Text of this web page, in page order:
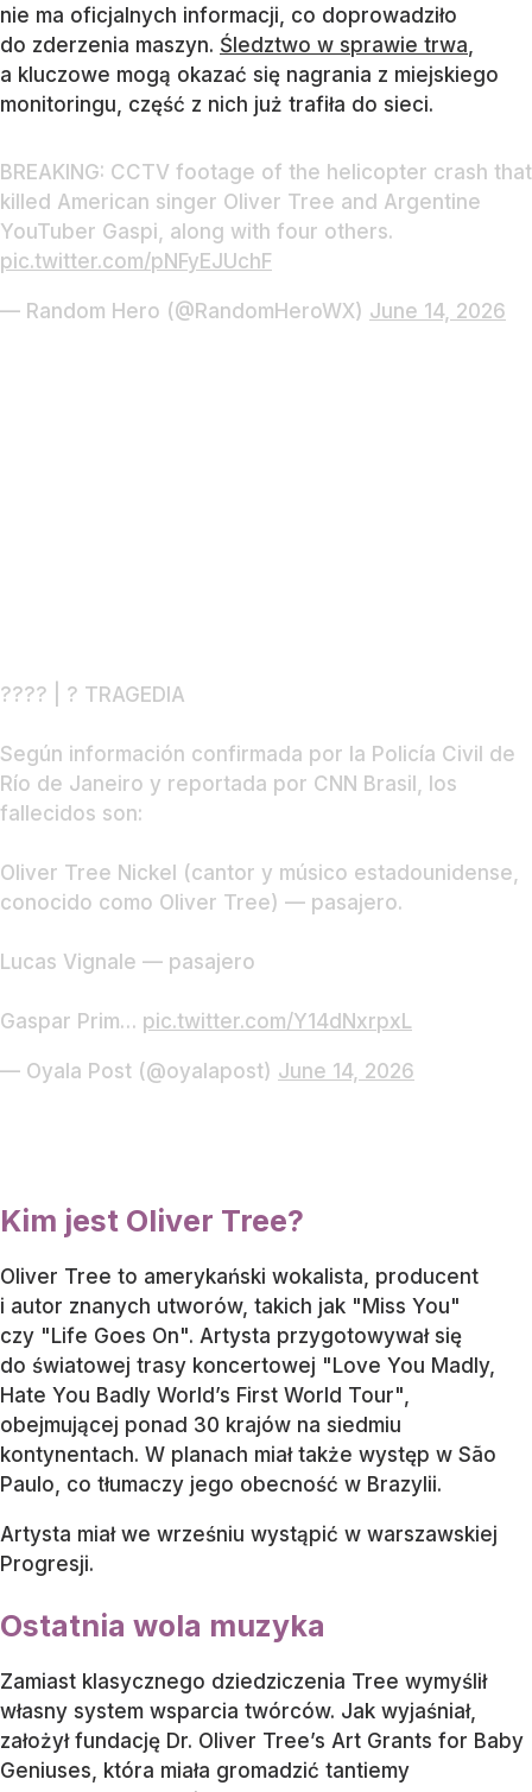
nie ma oficjalnych informacji, co doprowadziło
do zderzenia maszyn. Śledztwo w sprawie trwa,
a kluczowe mogą okazać się nagrania z miejskiego
monitoringu, część z nich już trafiła do sieci.
BREAKING: CCTV footage of the helicopter crash that
killed American singer Oliver Tree and Argentine
YouTuber Gaspi, along with four others.
pic.twitter.com/pNFyEJUchF
— Random Hero (@RandomHeroWX) June 14, 2026
???? | ? TRAGEDIA
Según información confirmada por la Policía Civil de
Río de Janeiro y reportada por CNN Brasil, los
fallecidos son:
Oliver Tree Nickel (cantor y músico estadounidense,
conocido como Oliver Tree) — pasajero.
Lucas Vignale — pasajero
Gaspar Prim… pic.twitter.com/Y14dNxrpxL
— Oyala Post (@oyalapost) June 14, 2026
Kim jest Oliver Tree?
Oliver Tree to amerykański wokalista, producent
i autor znanych utworów, takich jak "Miss You"
czy "Life Goes On". Artysta przygotowywał się
do światowej trasy koncertowej "Love You Madly,
Hate You Badly World’s First World Tour",
obejmującej ponad 30 krajów na siedmiu
kontynentach. W planach miał także występ w São
Paulo, co tłumaczy jego obecność w Brazylii.
Artysta miał we wrześniu wystąpić w warszawskiej
Progresji.
Ostatnia wola muzyka
Zamiast klasycznego dziedziczenia Tree wymyślił
własny system wsparcia twórców. Jak wyjaśniał,
założył fundację Dr. Oliver Tree’s Art Grants for Baby
Geniuses, która miała gromadzić tantiemy